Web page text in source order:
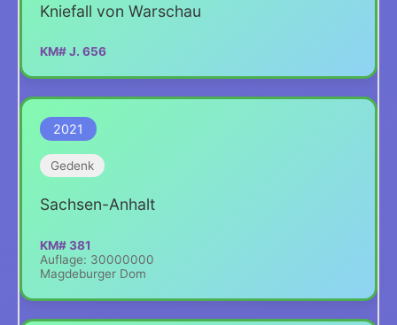
Kniefall von Warschau
KM# J. 656
2021
Gedenk
Sachsen-Anhalt
KM# 381
Auflage: 30000000
Magdeburger Dom